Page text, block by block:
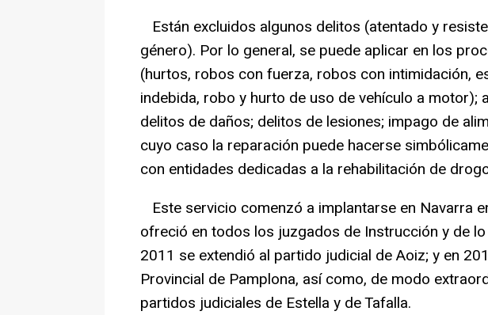
Están excluidos algunos delitos (atentado y
género). Por lo general, se puede aplicar en los
(hurtos, robos con fuerza, robos con intimidación,
indebida, robo y hurto de uso de vehículo a motor);
delitos de daños; delitos de lesiones; impago de
cuyo caso la reparación puede hacerse
con entidades dedicadas a la rehabilitación de
Este servicio comenzó a implantarse en Navarra
ofreció en todos los juzgados de Instrucción y de lo
2011 se extendió al partido judicial de Aoiz; y en
Provincial de Pamplona, así como, de modo
partidos judiciales de Estella y de Tafalla.